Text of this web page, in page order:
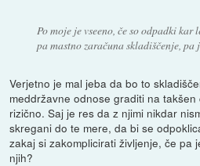
Po moje je vseeno, če so odpadki
pa mastno zaračuna skladiščenje, pa
Verjetno je mal jeba da bo to
meddržavne odnose graditi na
rizično. Saj je res da z njimi nikdar
skregani do te mere, da bi se
zakaj si zakomplicirati življenje, če pa
njih?